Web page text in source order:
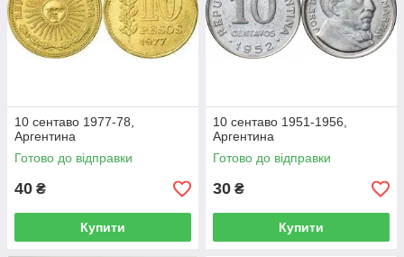
10 сентаво 1977-78,
Аргентина
Готово до відправки
40 ₴
Купити
10 сентаво 1951-1956,
Аргентина
Готово до відправки
30 ₴
Купити